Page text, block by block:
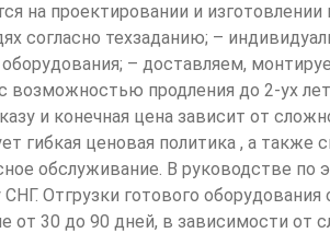
на проектировании и
техзаданию; –
– доставляем,
возможностью продления до 2-ух
и конечная цена зависит от
гибкая ценовая политика , а также
обслуживание. В руководстве по
Отгрузки готового
30 до 90 дней, в зависимости от